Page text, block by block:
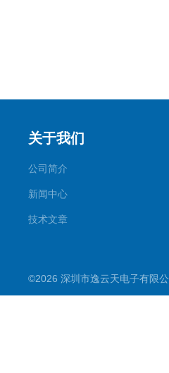
关于我们
公司简介
新闻中心
技术文章
©2026 深圳市逸云天电子有